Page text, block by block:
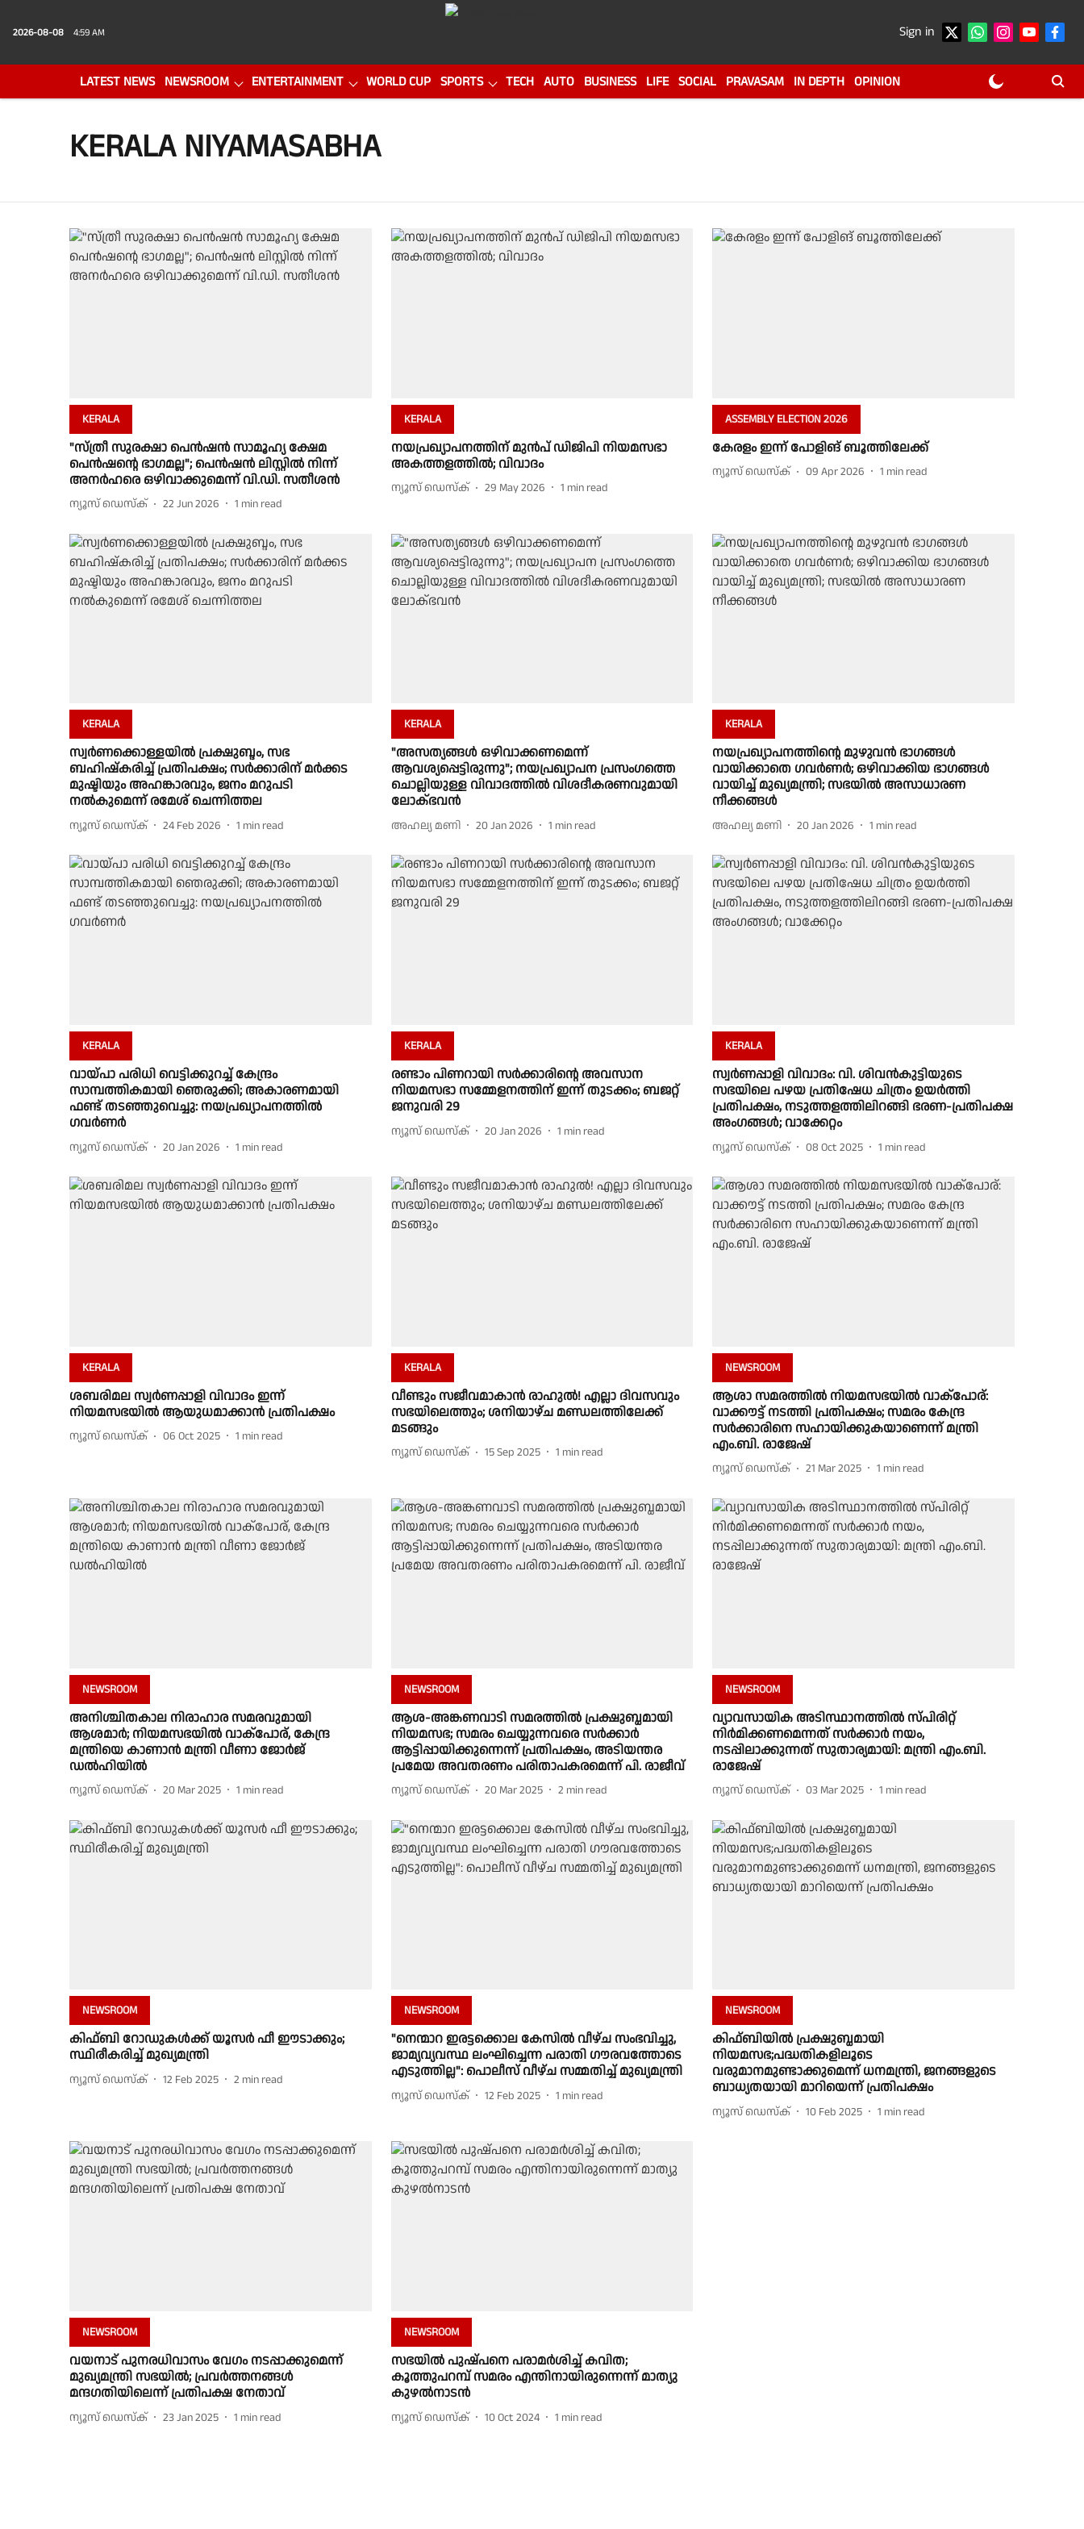
2026-08-08 4:59 AM Sign in
LATEST NEWS NEWSROOM ENTERTAINMENT WORLD CUP SPORTS TECH AUTO BUSINESS LIFE SOCIAL PRAVASAM IN DEPTH OPINION
KERALA NIYAMASABHA
KERALA
"സ്ത്രീ സുരക്ഷാ പെൻഷൻ സാമൂഹ്യ ക്ഷേമ
പെൻഷൻ്റെ ഭാഗമല്ല"; പെൻഷൻ ലിസ്റ്റിൽ നിന്ന്
അനർഹരെ ഒഴിവാക്കുമെന്ന് വി.ഡി. സതീശൻ
ന്യൂസ് ഡെസ്ക് 22 Jun 2026 1 min read
KERALA
നയപ്രഖ്യാപനത്തിന് മുൻപ് ഡിജിപി നിയമസഭാ
അകത്തളത്തിൽ; വിവാദം
ന്യൂസ് ഡെസ്ക് 29 May 2026 1 min read
ASSEMBLY ELECTION 2026
കേരളം ഇന്ന് പോളിങ് ബൂത്തിലേക്ക്
ന്യൂസ് ഡെസ്ക് 09 Apr 2026 1 min read
KERALA
സ്വർണക്കൊള്ളയിൽ പ്രക്ഷുബ്ദം, സഭ
ബഹിഷ്കരിച്ച് പ്രതിപക്ഷം; സർക്കാരിന് മർക്കട
മുഷ്ടിയും അഹങ്കാരവും, ജനം മറുപടി
നൽകുമെന്ന് രമേശ് ചെന്നിത്തല
ന്യൂസ് ഡെസ്ക് 24 Feb 2026 1 min read
KERALA
"അസത്യങ്ങൾ ഒഴിവാക്കണമെന്ന്
ആവശ്യപ്പെട്ടിരുന്നു"; നയപ്രഖ്യാപന പ്രസംഗത്തെ
ചൊല്ലിയുള്ള വിവാദത്തിൽ വിശദീകരണവുമായി
ലോക്ഭവൻ
അഹല്യ മണി 20 Jan 2026 1 min read
KERALA
നയപ്രഖ്യാപനത്തിൻ്റെ മുഴുവൻ ഭാഗങ്ങൾ
വായിക്കാതെ ഗവർണർ; ഒഴിവാക്കിയ ഭാഗങ്ങൾ
വായിച്ച് മുഖ്യമന്ത്രി; സഭയിൽ അസാധാരണ
നീക്കങ്ങൾ
അഹല്യ മണി 20 Jan 2026 1 min read
KERALA
വായ്പാ പരിധി വെട്ടിക്കുറച്ച് കേന്ദ്രം
സാമ്പത്തികമായി ഞെരുക്കി; അകാരണമായി
ഫണ്ട് തടഞ്ഞുവെച്ചു: നയപ്രഖ്യാപനത്തിൽ
ഗവർണർ
ന്യൂസ് ഡെസ്ക് 20 Jan 2026 1 min read
KERALA
രണ്ടാം പിണറായി സർക്കാരിൻ്റെ അവസാന
നിയമസഭാ സമ്മേളനത്തിന് ഇന്ന് തുടക്കം; ബജറ്റ്
ജനുവരി 29
ന്യൂസ് ഡെസ്ക് 20 Jan 2026 1 min read
KERALA
സ്വര്‍ണപ്പാളി വിവാദം: വി. ശിവന്‍കുട്ടിയുടെ
സഭയിലെ പഴയ പ്രതിഷേധ ചിത്രം ഉയര്‍ത്തി
പ്രതിപക്ഷം, നടുത്തളത്തിലിറങ്ങി ഭരണ-പ്രതിപക്ഷ
അംഗങ്ങള്‍; വാക്കേറ്റം
ന്യൂസ് ഡെസ്ക് 08 Oct 2025 1 min read
KERALA
ശബരിമല സ്വർണപ്പാളി വിവാദം ഇന്ന്
നിയമസഭയിൽ ആയുധമാക്കാൻ പ്രതിപക്ഷം
ന്യൂസ് ഡെസ്ക് 06 Oct 2025 1 min read
KERALA
വീണ്ടും സജീവമാകാൻ രാഹുൽ! എല്ലാ ദിവസവും
സഭയിലെത്തും; ശനിയാഴ്ച മണ്ഡലത്തിലേക്ക്
മടങ്ങും
ന്യൂസ് ഡെസ്ക് 15 Sep 2025 1 min read
NEWSROOM
ആശാ സമരത്തിൽ നിയമസഭയിൽ വാക്പോര്:
വാക്കൗട്ട് നടത്തി പ്രതിപക്ഷം; സമരം കേന്ദ്ര
സർക്കാരിനെ സഹായിക്കുകയാണെന്ന് മന്ത്രി
എം.ബി. രാജേഷ്
ന്യൂസ് ഡെസ്ക് 21 Mar 2025 1 min read
NEWSROOM
അനിശ്ചിതകാല നിരാഹാര സമരവുമായി
ആശമാർ; നിയമസഭയിൽ വാക്പോര്, കേന്ദ്ര
മന്ത്രിയെ കാണാൻ മന്ത്രി വീണാ ജോർജ്
ഡൽഹിയിൽ
ന്യൂസ് ഡെസ്ക് 20 Mar 2025 1 min read
NEWSROOM
ആശ-അങ്കണവാടി സമരത്തിൽ പ്രക്ഷുബ്ധമായി
നിയമസഭ; സമരം ചെയ്യുന്നവരെ സർക്കാർ
ആട്ടിപ്പായിക്കുന്നെന്ന് പ്രതിപക്ഷം, അടിയന്തര
പ്രമേയ അവതരണം പരിതാപകരമെന്ന് പി. രാജീവ്
ന്യൂസ് ഡെസ്ക് 20 Mar 2025 2 min read
NEWSROOM
വ്യാവസായിക അടിസ്ഥാനത്തിൽ സ്പിരിറ്റ്
നിർമിക്കണമെന്നത് സർക്കാർ നയം,
നടപ്പിലാക്കുന്നത് സുതാര്യമായി: മന്ത്രി എം.ബി.
രാജേഷ്
ന്യൂസ് ഡെസ്ക് 03 Mar 2025 1 min read
NEWSROOM
കിഫ്ബി റോഡുകൾക്ക് യൂസർ ഫീ ഈടാക്കും;
സ്ഥിരീകരിച്ച് മുഖ്യമന്ത്രി
ന്യൂസ് ഡെസ്ക് 12 Feb 2025 2 min read
NEWSROOM
"നെന്മാറ ഇരട്ടക്കൊല കേസിൽ വീഴ്ച സംഭവിച്ചു,
ജാമ്യവ്യവസ്ഥ ലംഘിച്ചെന്ന പരാതി ഗൗരവത്തോടെ
എടുത്തില്ല": പൊലീസ് വീഴ്ച സമ്മതിച്ച് മുഖ്യമന്ത്രി
ന്യൂസ് ഡെസ്ക് 12 Feb 2025 1 min read
NEWSROOM
കിഫ്ബിയിൽ പ്രക്ഷുബ്ധമായി
നിയമസഭ;പദ്ധതികളിലൂടെ
വരുമാനമുണ്ടാക്കുമെന്ന് ധനമന്ത്രി, ജനങ്ങളുടെ
ബാധ്യതയായി മാറിയെന്ന് പ്രതിപക്ഷം
ന്യൂസ് ഡെസ്ക് 10 Feb 2025 1 min read
NEWSROOM
വയനാട് പുനരധിവാസം വേഗം നടപ്പാക്കുമെന്ന്
മുഖ്യമന്ത്രി സഭയിൽ; പ്രവർത്തനങ്ങൾ
മന്ദഗതിയിലെന്ന് പ്രതിപക്ഷ നേതാവ്
ന്യൂസ് ഡെസ്ക് 23 Jan 2025 1 min read
NEWSROOM
സഭയില്‍ പുഷ്പനെ പരാമര്‍ശിച്ച് കവിത;
കൂത്തുപറമ്പ് സമരം എന്തിനായിരുന്നെന്ന് മാത്യു
കുഴല്‍നാടന്‍
ന്യൂസ് ഡെസ്ക് 10 Oct 2024 1 min read